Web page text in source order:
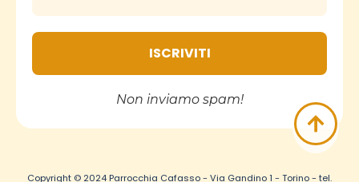
Non inviamo spam!
Copyright © 2024 Parrocchia Cafasso - Via Gandino 1 - Torino - tel.